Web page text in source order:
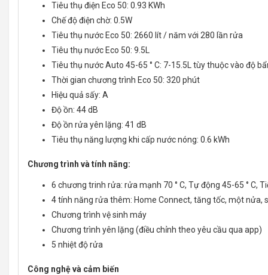
Tiêu thụ điện Eco 50: 0.93 KWh
Chế độ điện chờ: 0.5W
Tiêu thụ nước Eco 50: 2660 lít / năm với 280 lần rửa
Tiêu thụ nước Eco 50: 9.5L
Tiêu thụ nước Auto 45-65 ° C: 7-15.5L tùy thuộc vào độ
Thời gian chương trình Eco 50: 320 phút
Hiệu quả sấy: A
Độ ồn: 44 dB
Độ ồn rửa yên lặng: 41 dB
Tiêu thụ năng lượng khi cấp nước nóng: 0.6 kWh
Chương trình và tính năng:
6 chương trinh rửa: rửa mạnh 70 ° C, Tự động 45-65 ° C,
4 tính năng rửa thêm: Home Connect, tăng tốc, một nửa,
Chương trình vệ sinh máy
Chương trình yên lặng (điều chỉnh theo yêu cầu qua app)
5 nhiệt độ rửa
Công nghệ và cảm biến